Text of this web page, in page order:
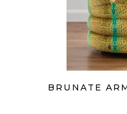
BRUNATE